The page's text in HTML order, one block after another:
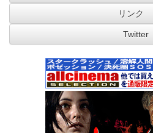
リンク
Twitter